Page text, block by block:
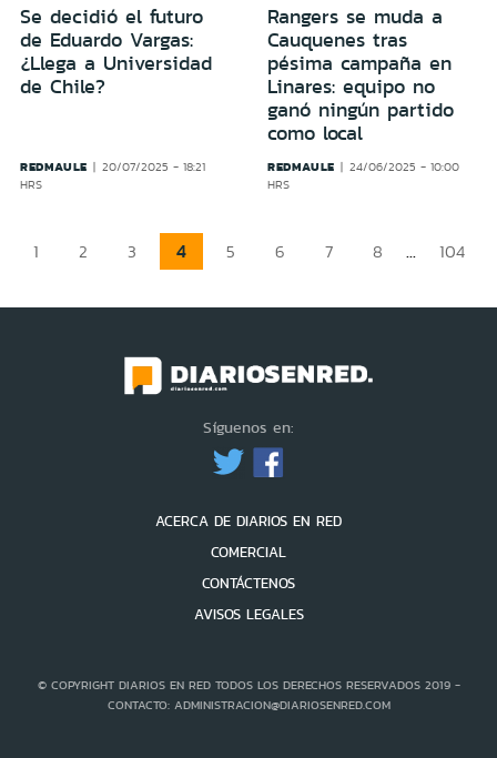
Se decidió el futuro
de Eduardo Vargas:
¿Llega a Universidad
de Chile?
REDMAULE
20/07/2025 - 18:21
HRS
Rangers se muda a
Cauquenes tras
pésima campaña en
Linares: equipo no
ganó ningún partido
como local
REDMAULE
24/06/2025 - 10:00
HRS
1 2 3 4 5 6 7 8 ... 104
Síguenos en:
ACERCA DE DIARIOS EN RED
COMERCIAL
CONTÁCTENOS
AVISOS LEGALES
© COPYRIGHT DIARIOS EN RED TODOS LOS DERECHOS RESERVADOS 2019 -
CONTACTO: ADMINISTRACION@DIARIOSENRED.COM